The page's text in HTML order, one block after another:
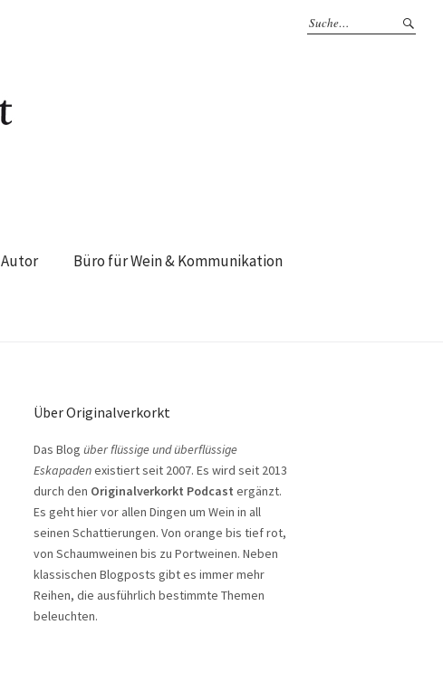
Autor Büro für Wein & Kommunikation
Über Originalverkorkt
Das Blog über flüssige und überflüssige
Eskapadenexistiert seit 2007. Es wird seit 2013
durch den Originalverkorkt Podcast ergänzt.
Es geht hier vor allen Dingen um Wein in all
seinen Schattierungen. Von orange bis tief rot,
von Schaumweinen bis zu Portweinen. Neben
klassischen Blogposts gibt es immer mehr
Reihen, die ausführlich bestimmte Themen
beleuchten.